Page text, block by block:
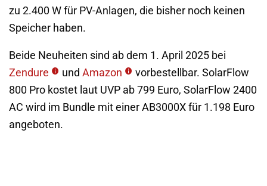
zu 2.400 W für PV-Anlagen, die bisher noch keinen
Speicher haben.
Beide Neuheiten sind ab dem 1. April 2025 bei
Zendure
und Amazon
vorbestellbar. SolarFlow
800 Pro kostet laut UVP ab 799 Euro, SolarFlow 2400
AC wird im Bundle mit einer AB3000X für 1.198 Euro
angeboten.